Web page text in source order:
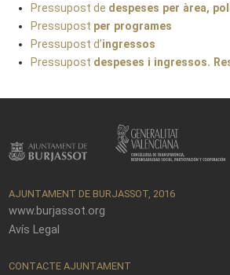
Pressupost de despeses per àrea,
Pressupost per programes
Pressupost d’ingressos
Pressupost despeses i ingressos.
AJUNTAMENT DE BURJASSOT, 2016
www.burjassot.org
Avís Legal
CONTACTE AJUNTAMENT